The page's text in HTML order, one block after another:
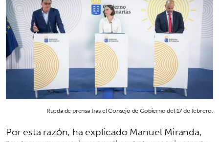
Rueda de prensa tras el Consejo de Gobierno del 17 de febrero.
Por esta razón, ha explicado Manuel Miranda,